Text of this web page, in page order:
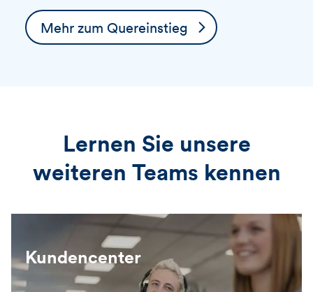
Mehr zum Quereinstieg
Lernen Sie unsere
weiteren Teams kennen
Kundencenter